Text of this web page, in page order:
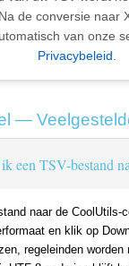
de conversie naar
van onze
Privacybeleid
—
een TSV-bestand
naar de CoolUtils-
en klik op
regeleinden